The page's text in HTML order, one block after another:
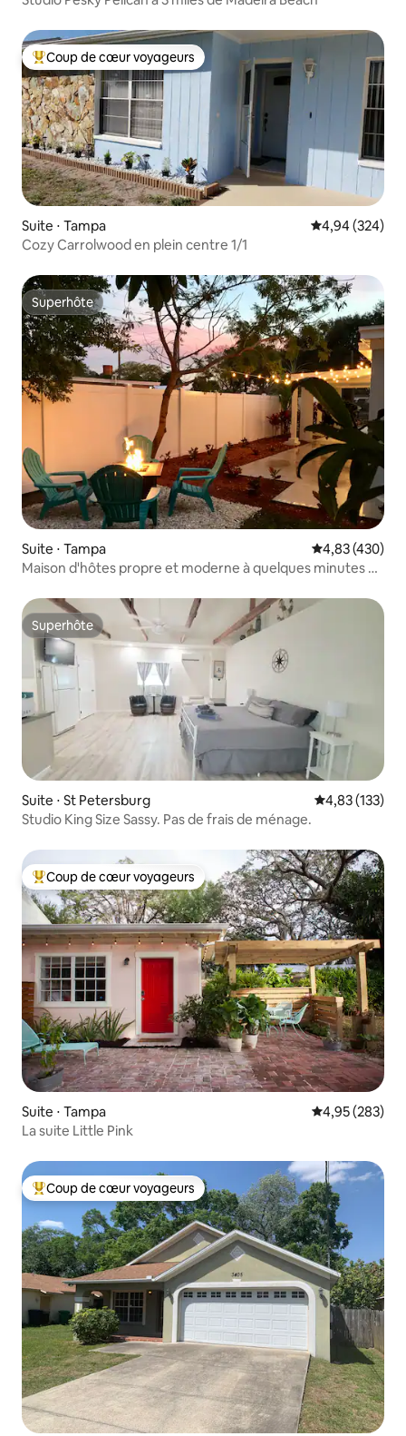
Coups de cœur voyageurs les plus appréciés
Coup de cœur voyageurs
Suite ⋅ Tampa Évaluation
4,94 (324)
Cozy Carrolwood en plein centre 1/1
Superhôte
Superhôte
Suite ⋅ Tampa Évaluation
4,83 (430)
Maison d'hôtes propre et moderne à quelques minutes du
Superhôte
Superhôte
Suite ⋅ St Petersburg Évaluation
4,83 (133)
Studio King Size Sassy. Pas de frais de ménage.
Coups de cœur voyageurs les plus appréciés
Coup de cœur voyageurs
Suite ⋅ Tampa Évaluation
4,95 (283)
La suite Little Pink
Coups de cœur voyageurs les plus appréciés
Coup de cœur voyageurs